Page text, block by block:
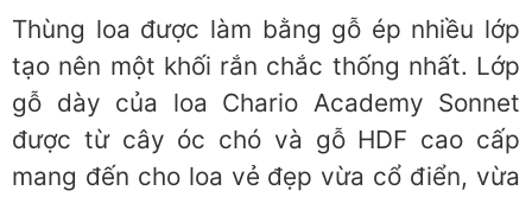
Thùng loa được làm bằng gỗ ép nhiều lớp
tạo nên một khối rắn chắc thống nhất. Lớp
gỗ dày của loa Chario Academy Sonnet
được từ cây óc chó và gỗ HDF cao cấp
mang đến cho loa vẻ đẹp vừa cổ điển, vừa